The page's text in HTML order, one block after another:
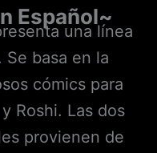
Español~
una línea
basa en la
cómics para
Roshi. Las dos
provienen de